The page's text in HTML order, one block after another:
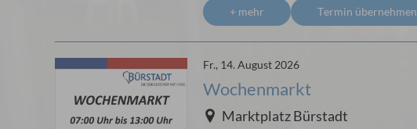
+ mehr Termin übernehmen
Fr., 14. August 2026
Wochenmarkt
Marktplatz Bürstadt